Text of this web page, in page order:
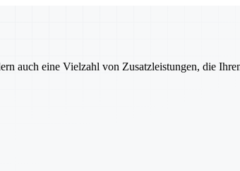
auch eine Vielzahl von Zusatzleistungen, die